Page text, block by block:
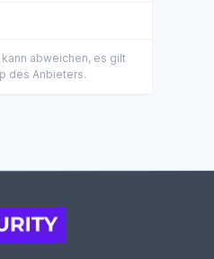
abweichen, es gilt
des Anbieters.